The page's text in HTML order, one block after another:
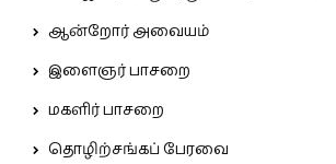
ஆன்றோர் அவையம்
இளைஞர் பாசறை
மகளிர் பாசறை
தொழிற்சங்கப் பேரவை